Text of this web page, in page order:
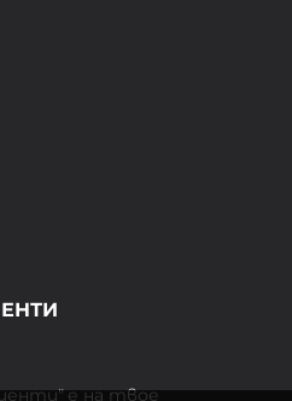
е на твое